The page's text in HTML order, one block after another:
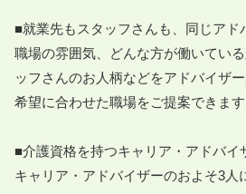
■就業先もスタッフさんも、同じアド
職場の雰囲気、どんな方が働いてい
ッフさんのお人柄などをアドバイザ
希望に合わせた職場をご提案できます
■介護資格を持つキャリア・アドバイ
キャリア・アドバイザーのおよそ3人